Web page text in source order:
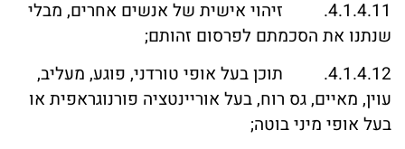
4.1.4.11. זיהוי אישית של אנשים אחרים, מבלי
שנתנו את הסכמתם לפרסום זהותם;
4.1.4.12. תוכן בעל אופי טורדני, פוגע, מעליב,
עוין, מאיים, גס רוח, בעל אוריינטציה פורנוגראפית או
בעל אופי מיני בוטה;